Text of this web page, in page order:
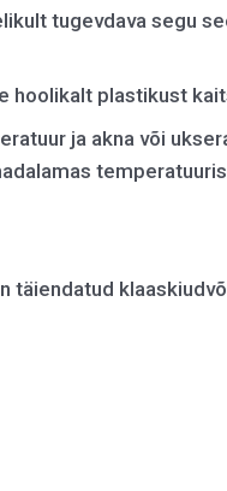
tugevdava segu
hoolikalt plastikust
ja akna või